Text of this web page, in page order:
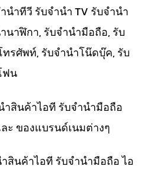
ำทีวี รับจำนำ TV รับจำนำ
นาฬิกา, รับจำนำมือถือ, รับ
รศัพท์, รับจำนำโน๊ดบุ๊ค, รับ
ฟน
ำสินค้าไอที รับจำนำมือถือ
ะ ของแบรนด์เนมต่างๆ
สินค้าไอที รับจำนำมือถือ ไอ